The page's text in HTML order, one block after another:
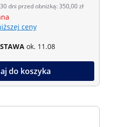
dni przed obniżką: 350,00 zł
ceny
ok. 11.08
do koszyka